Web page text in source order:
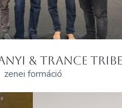
& TRANCE TRIBE
zenei formáció